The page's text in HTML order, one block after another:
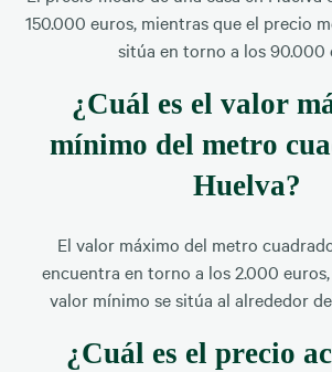
150.000 euros, mientras que el precio
sitúa en torno a los 90.000
¿Cuál es el valor
mínimo del metro
Huelva?
El valor máximo del metro
encuentra en torno a los 2.000
valor mínimo se sitúa al alrededor
¿Cuál es el precio